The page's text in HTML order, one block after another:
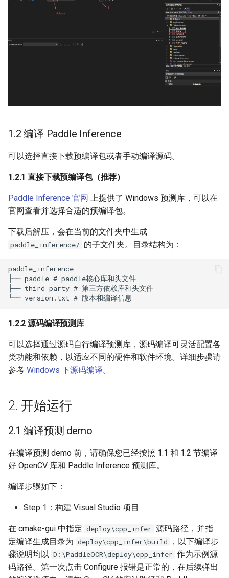
1.2 编译 Paddle Inference
可以选择直接下载预编译包或者手动编译源码。
1.2.1 直接下载预编译包（推荐）
Paddle Inference 官网 上提供了 Windows 预测库，可以在
官网查看并选择合适的预编译包。
下载后解压，会在当前的文件夹中生成
paddle_inference/ 的子文件夹。目录结构为：
1.2.2 源码编译预测库
可以选择通过源码自行编译预测库，源码编译可灵活配置各
类功能和依赖，以适应不同的硬件和软件环境。详细步骤请
参考 Windows 下源码编译。
2. 开始运行
2.1 编译预测 demo
在编译预测 demo 前，请确保您已经按照 1.1 和 1.2 节编译
好 OpenCV 库和 Paddle Inference 预测库。
编译步骤如下：
Step 1：构建 Visual Studio 项目
在 cmake-gui 中指定 deploy\cpp_infer 源码路径，并指
定编译生成目录为 deploy\cpp_infer\build
，以下编译步
骤说明均以 D:\PaddleOCR\deploy\cpp_infer 作为示例源
码路径。第一次点击 Configure 报错是正常的，在后续弹出